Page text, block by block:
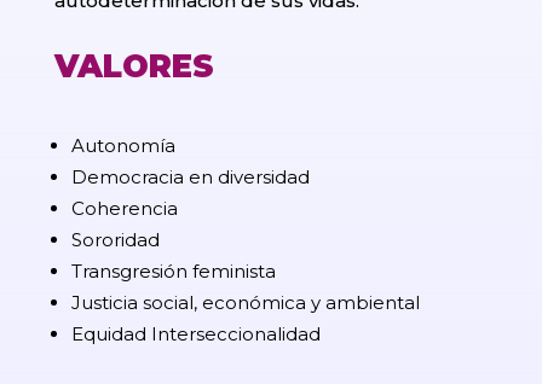
VALORES
Autonomía
Democracia en diversidad
Coherencia
Sororidad
Transgresión feminista
Justicia social, económica y ambiental
Equidad Interseccionalidad